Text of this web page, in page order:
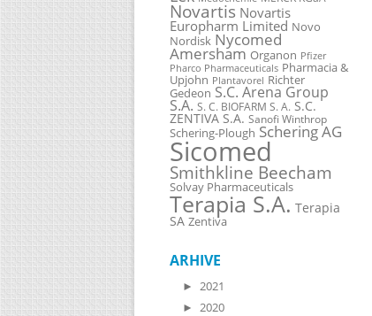
Novartis Novartis
Europharm Limited Novo
Nordisk Nycomed
Amersham Organon Pfizer
Pharco Pharmaceuticals Pharmacia &
Upjohn Plantavorel Richter
Gedeon S.C. Arena Group
S.A. S. C. BIOFARM S. A. S.C.
ZENTIVA S.A. Sanofi Winthrop
Schering-Plough Schering AG
Sicomed
Smithkline Beecham
Solvay Pharmaceuticals
Terapia S.A. Terapia
SA Zentiva
ARHIVE
► 2021
► 2020